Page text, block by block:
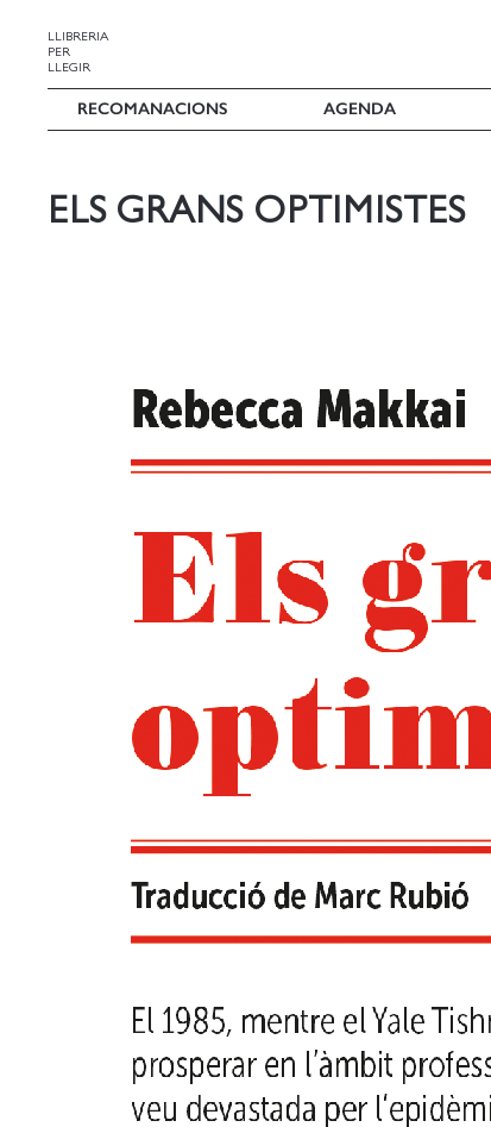
LLIBRERIA
PER
LLEGIR
RECOMANACIONS AGENDA
ELS GRANS OPTIMISTES